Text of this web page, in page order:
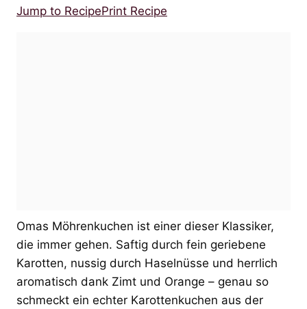
Jump to RecipePrint Recipe
Omas Möhrenkuchen ist einer dieser Klassiker,
die immer gehen. Saftig durch fein geriebene
Karotten, nussig durch Haselnüsse und herrlich
aromatisch dank Zimt und Orange – genau so
schmeckt ein echter Karottenkuchen aus der